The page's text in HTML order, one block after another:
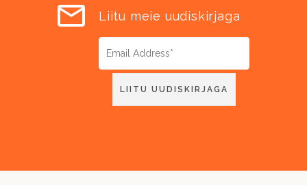
Liitu meie uudiskirjaga